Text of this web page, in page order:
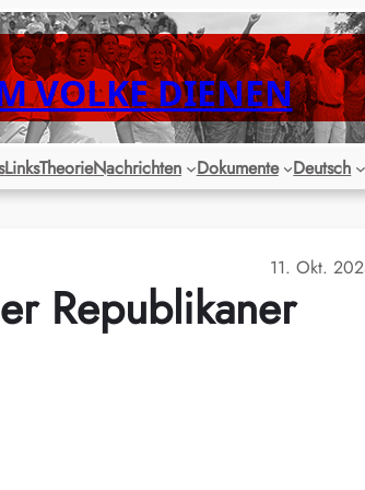
VOLKE DIENEN
LinksTheorieNachrichten Dokumente Deutsch
11. Okt.
Republikaner